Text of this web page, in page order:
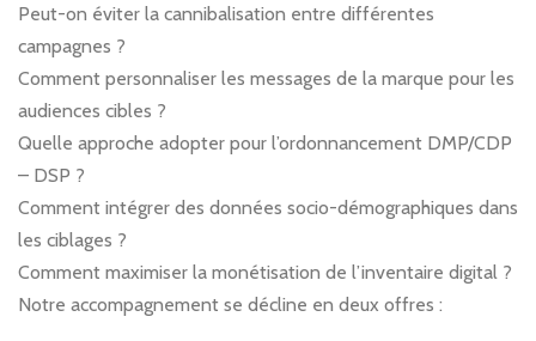
Peut-on éviter la cannibalisation entre différentes
campagnes ?
Comment personnaliser les messages de la marque pour les
audiences cibles ?
Quelle approche adopter pour l’ordonnancement DMP/CDP
– DSP ?
Comment intégrer des données socio-démographiques dans
les ciblages ?
Comment maximiser la monétisation de l’inventaire digital ?
Notre accompagnement se décline en deux offres :